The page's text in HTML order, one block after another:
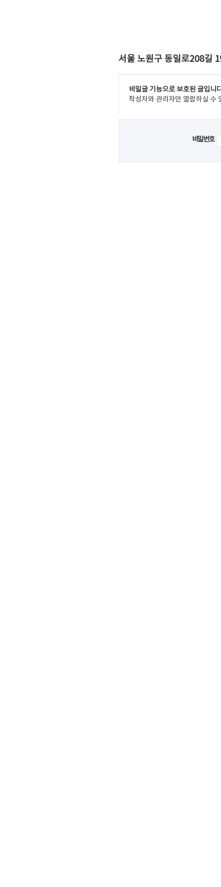
서울 노원구 동일로208길
비밀글 기능으로 보호된 글입니
작성자와 관리자만 열람하실 수
비밀번호